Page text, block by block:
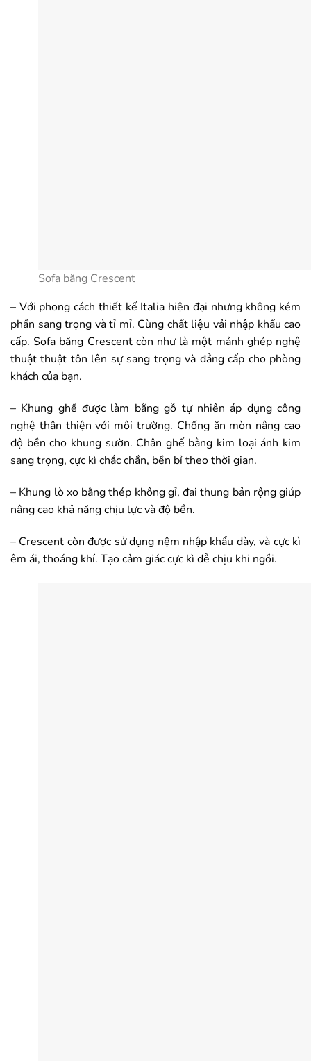
Sofa băng Crescent
– Với phong cách thiết kế Italia hiện đại nhưng không kém
phần sang trọng và tỉ mỉ. Cùng chất liệu vải nhập khẩu cao
cấp. Sofa băng Crescent còn như là một mảnh ghép nghệ
thuật thuật tôn lên sự sang trọng và đẳng cấp cho phòng
khách của bạn.
– Khung ghế được làm bằng gỗ tự nhiên áp dụng công
nghệ thân thiện với môi trường. Chống ăn mòn nâng cao
độ bền cho khung sườn. Chân ghế bằng kim loại ánh kim
sang trọng, cực kì chắc chắn, bền bỉ theo thời gian.
– Khung lò xo bằng thép không gỉ, đai thung bản rộng giúp
nâng cao khả năng chịu lực và độ bền.
– Crescent còn được sử dụng nệm nhập khẩu dày, và cực kì
êm ái, thoáng khí. Tạo cảm giác cực kì dễ chịu khi ngồi.